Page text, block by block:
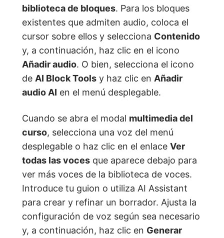
biblioteca de bloques. Para los bloques
existentes que admiten audio, coloca el
cursor sobre ellos y selecciona Contenido
y, a continuación, haz clic en el icono
Añadir audio. O bien, selecciona el icono
de AI Block Tools y haz clic en Añadir
audio AI en el menú desplegable.
Cuando se abra el modal multimedia del
curso, selecciona una voz del menú
desplegable o haz clic en el enlace Ver
todas las voces que aparece debajo para
ver más voces de la biblioteca de voces.
Introduce tu guion o utiliza AI Assistant
para crear y refinar un borrador. Ajusta la
configuración de voz según sea necesario
y, a continuación, haz clic en Generar